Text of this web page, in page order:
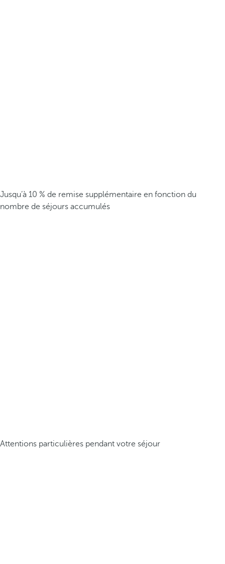
Jusqu’à 10 % de remise supplémentaire en fonction du
nombre de séjours accumulés
Attentions particulières pendant votre séjour